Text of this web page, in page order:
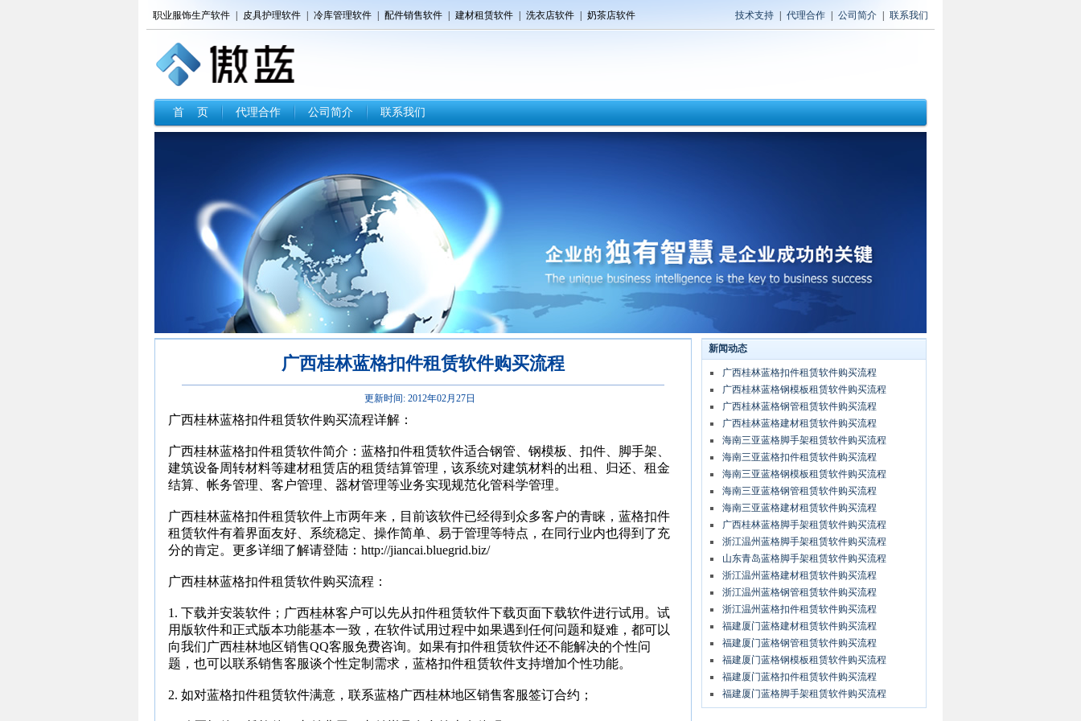
职业服饰生产软件 皮具护理软件 冷库管理软件 配件销售软件 建材租赁软件 洗衣店软件 奶茶店软件 技术支持 代理合作 公司简介 联系我们
首 页 代理合作 公司简介 联系我们
广西桂林蓝格扣件租赁软件购买流程
更新时间: 2012年02月27日
广西桂林蓝格扣件租赁软件购买流程详解：
广西桂林蓝格扣件租赁软件简介：蓝格扣件租赁软件适合钢管、钢模板、扣件、脚手架、
建筑设备周转材料等建材租赁店的租赁结算管理，该系统对建筑材料的出租、归还、租金
结算、帐务管理、客户管理、器材管理等业务实现规范化管科学管理。
广西桂林蓝格扣件租赁软件上市两年来，目前该软件已经得到众多客户的青睐，蓝格扣件
租赁软件有着界面友好、系统稳定、操作简单、易于管理等特点，在同行业内也得到了充
分的肯定。更多详细了解请登陆：http://jiancai.bluegrid.biz/
广西桂林蓝格扣件租赁软件购买流程：
1. 下载并安装软件；广西桂林客户可以先从扣件租赁软件下载页面下载软件进行试用。试
用版软件和正式版本功能基本一致，在软件试用过程中如果遇到任何问题和疑难，都可以
向我们广西桂林地区销售QQ客服免费咨询。如果有扣件租赁软件还不能解决的个性问
题，也可以联系销售客服谈个性定制需求，蓝格扣件租赁软件支持增加个性功能。
2. 如对蓝格扣件租赁软件满意，联系蓝格广西桂林地区销售客服签订合约；
新闻动态
广西桂林蓝格扣件租赁软件购买流程
广西桂林蓝格钢模板租赁软件购买流程
广西桂林蓝格钢管租赁软件购买流程
广西桂林蓝格建材租赁软件购买流程
海南三亚蓝格脚手架租赁软件购买流程
海南三亚蓝格扣件租赁软件购买流程
海南三亚蓝格钢模板租赁软件购买流程
海南三亚蓝格钢管租赁软件购买流程
海南三亚蓝格建材租赁软件购买流程
广西桂林蓝格脚手架租赁软件购买流程
浙江温州蓝格脚手架租赁软件购买流程
山东青岛蓝格脚手架租赁软件购买流程
浙江温州蓝格建材租赁软件购买流程
浙江温州蓝格钢管租赁软件购买流程
浙江温州蓝格扣件租赁软件购买流程
福建厦门蓝格建材租赁软件购买流程
福建厦门蓝格钢管租赁软件购买流程
福建厦门蓝格钢模板租赁软件购买流程
福建厦门蓝格扣件租赁软件购买流程
福建厦门蓝格脚手架租赁软件购买流程